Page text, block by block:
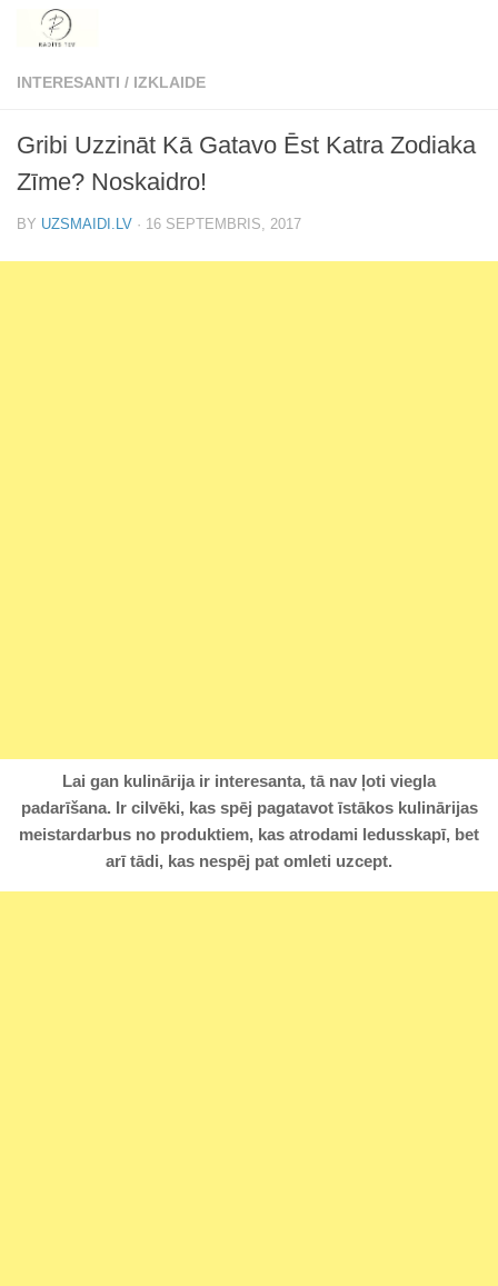
Skip to content
INTERESANTI / IZKLAIDE
Gribi Uzzināt Kā Gatavo Ēst Katra Zodiaka
Zīme? Noskaidro!
BY UZSMAIDI.LV · 16 SEPTEMBRIS, 2017
Lai gan kulinārija ir interesanta, tā nav ļoti viegla
padarīšana. Ir cilvēki, kas spēj pagatavot īstākos kulinārijas
meistardarbus no produktiem, kas atrodami ledusskapī, bet
arī tādi, kas nespēj pat omleti uzcept.